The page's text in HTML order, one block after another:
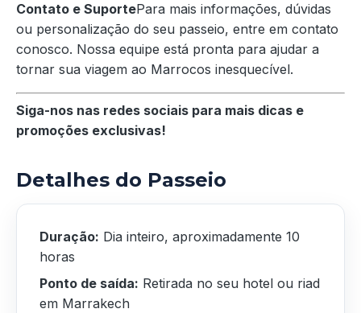
Contato e SuportePara mais informações, dúvidas
ou personalização do seu passeio, entre em contato
conosco. Nossa equipe está pronta para ajudar a
tornar sua viagem ao Marrocos inesquecível.
Siga-nos nas redes sociais para mais dicas e
promoções exclusivas!
Detalhes do Passeio
Duração: Dia inteiro, aproximadamente 10
horas
Ponto de saída: Retirada no seu hotel ou riad
em Marrakech